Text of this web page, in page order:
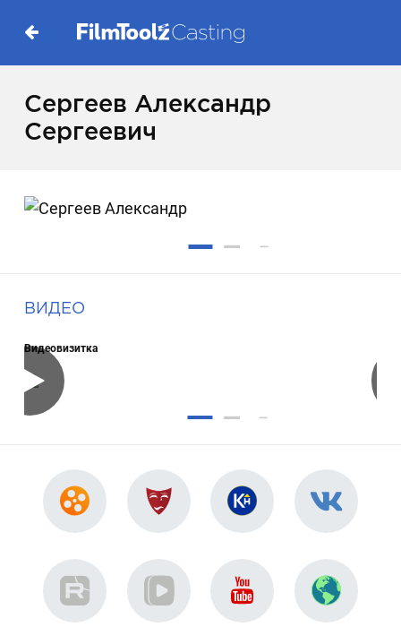
Сергеев Александр
Сергеевич
ВИДЕО
Видеовизитка